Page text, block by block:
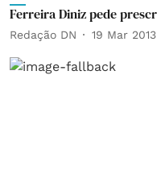
Ferreira Diniz pede
Redação DN 19 Mar 2013